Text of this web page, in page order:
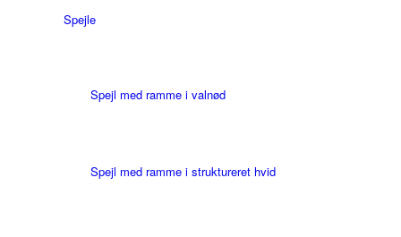
Spejle
Spejl med ramme i valnød
Spejl med ramme i struktureret hvid